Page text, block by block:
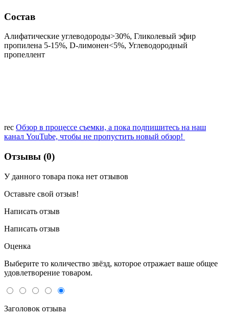
Состав
Алифатические углеводороды>30%, Гликолевый эфир
пропилена 5-15%, D-лимонен<5%, Углеводородный
пропеллент
rec Обзор в процессе съемки, а пока подпишитесь на наш
канал YouTube, чтобы не пропустить новый обзор!
Отзывы (0)
У данного товара пока нет отзывов
Оставьте свой отзыв!
Написать отзыв
Написать отзыв
Оценка
Выберите то количество звёзд, которое отражает ваше общее
удовлетворение товаром.
Заголовок отзыва